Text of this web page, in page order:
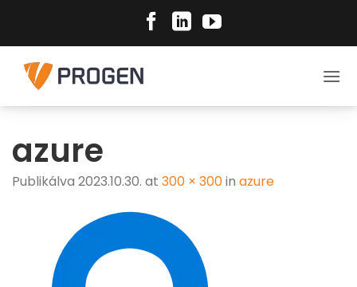
content
azure
Publikálva 2023.10.30. at 300 × 300in azure